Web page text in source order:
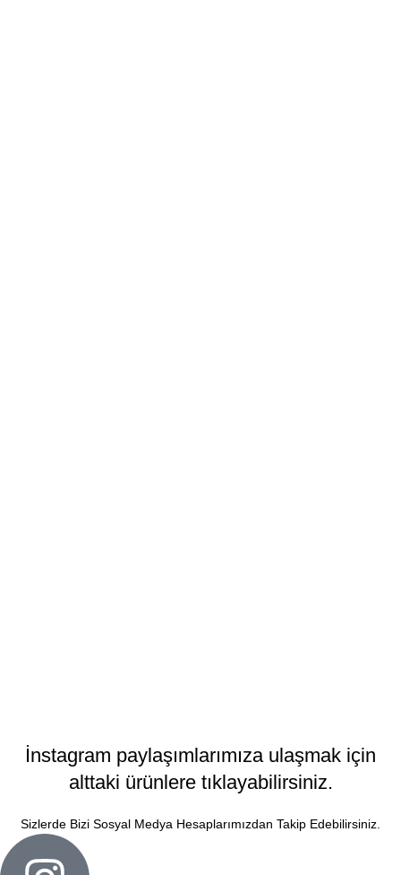
İnstagram paylaşımlarımıza ulaşmak için
alttaki ürünlere tıklayabilirsiniz.
Sizlerde Bizi Sosyal Medya Hesaplarımızdan Takip Edebilirsiniz.